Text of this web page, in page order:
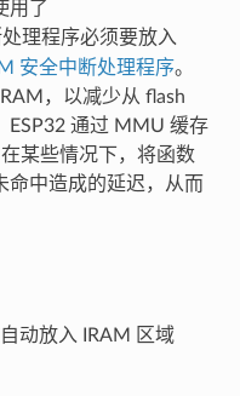
用了
理程序必须要放入
安全中断处理程序。
，以减少从 flash
ESP32 通过 MMU 缓存
某些情况下，将函数
命中造成的延迟，从而
动放入 IRAM 区域